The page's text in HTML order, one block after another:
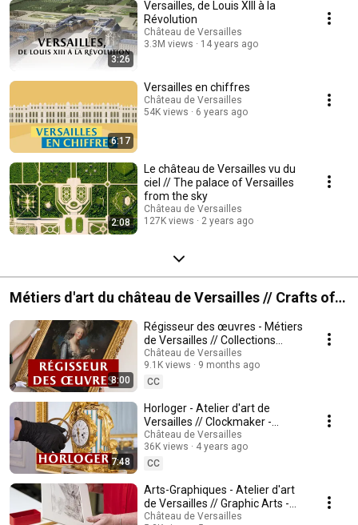
3:26
Versailles, de Louis XIII à la
Révolution
Château de Versailles
3.3M views
14 years ago
6:17
Versailles en chiffres
Château de Versailles
54K views
6 years ago
2:08
Le château de Versailles vu du
ciel // The palace of Versailles
from the sky
Château de Versailles
127K views
2 years ago
Métiers d'art du château de Versailles // Crafts of
the Palace of Versailles
8:00
Régisseur des œuvres - Métiers
de Versailles // Collections
Registrar - Professions at
Versailles
Château de Versailles
9.1K views
9 months ago
CC
7:48
Horloger - Atelier d'art de
Versailles // Clockmaker -
Crafts of the Palace of
Versailles
Château de Versailles
36K views
4 years ago
CC
Arts-Graphiques - Atelier d'art
de Versailles // Graphic Arts -
Crafts of the Palace of
Château de Versailles